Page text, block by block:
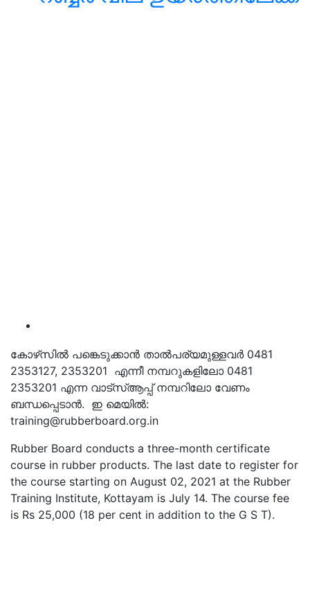
കോഴ്‌സില്‍ പങ്കെടുക്കാന്‍ താല്‍പര്യമുള്ളവര്‍ 0481
2353127, 2353201 എന്നീ നമ്പറുകളിലോ 0481
2353201 എന്ന വാട്‌സ്ആപ്പ് നമ്പറിലോ വേണം
ബന്ധപ്പെടാന്‍. ഇ മെയില്‍:
training@rubberboard.org.in
Rubber Board conducts a three-month certificate
course in rubber products. The last date to register for
the course starting on August 02, 2021 at the Rubber
Training Institute, Kottayam is July 14. The course fee
is Rs 25,000 (18 per cent in addition to the G S T).